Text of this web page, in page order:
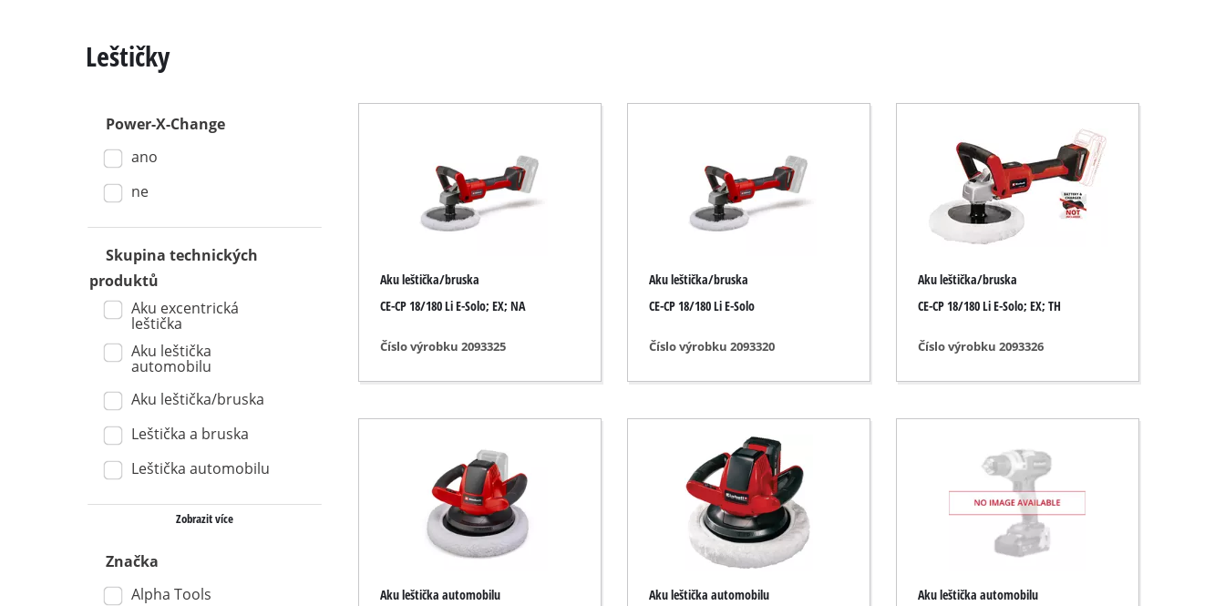
Ruční kotoučové pily
Pásové pily
Dekupírovací pily
Ostatní pily
Dvojité brusky
Akumulátorové nůžky na živý plot
Benzínové nůžky na živý plot
Teleskopické nůžky na živý plot
Zahradní čerpadla
Čerpadla na znečištěnou vodu
Hlubinná čerpadla do studní
Domácí vodárny
Benzínová čerpadla na vodu
Leštičky
Power-X-Change
ano
ne
Skupina technických
produktů
Aku excentrická
leštička
Aku leštička
automobilu
Aku leštička/bruska
Leštička a bruska
Leštička automobilu
Zobrazit více
Značka
Alpha Tools
Aku leštička/bruska
CE-CP 18/180 Li E-Solo; EX; NA
Číslo výrobku 2093325
Aku leštička/bruska
CE-CP 18/180 Li E-Solo
Číslo výrobku 2093320
Aku leštička/bruska
CE-CP 18/180 Li E-Solo; EX; TH
Číslo výrobku 2093326
Aku leštička automobilu
Aku leštička automobilu
Aku leštička automobilu